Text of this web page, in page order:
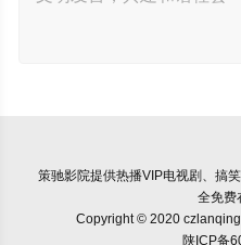
策驰影院提供热播VIP电视剧、搞
全免费
Copyright © 2020
陕ICP备